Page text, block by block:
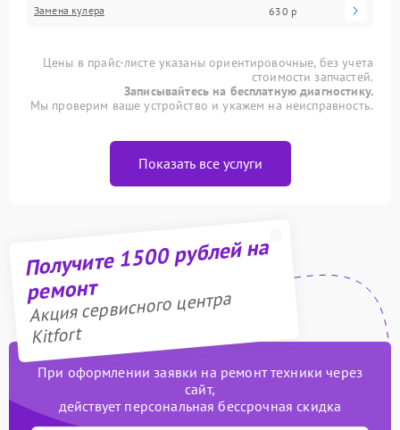
Замена кулера 630 р
Цены в прайс-листе указаны ориентировочные, без учета
стоимости запчастей.
Записывайтесь на бесплатную диагностику.
Мы проверим ваше устройство и укажем на неисправность.
Показать все услуги
Получите 1500 рублей на
ремонт
Акция сервисного центра
Kitfort
При оформлении заявки на ремонт техники через
сайт,
действует персональная бессрочная скидка